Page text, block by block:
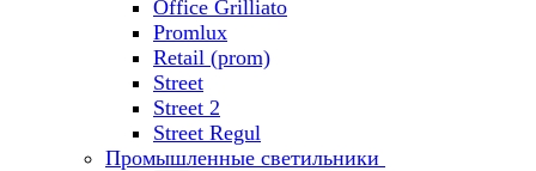
Office Grilliato
Promlux
Retail (prom)
Street
Street 2
Street Regul
Промышленные светильники